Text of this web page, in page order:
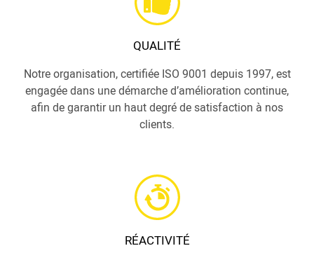
QUALITÉ
Notre organisation, certifiée ISO 9001 depuis 1997, est
engagée dans une démarche d’amélioration continue,
afin de garantir un haut degré de satisfaction à nos
clients.
RÉACTIVITÉ